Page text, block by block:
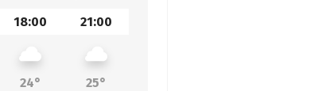
18:00 21:00
24°
25°